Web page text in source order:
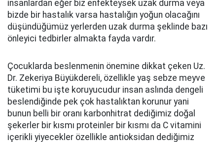
insanlardan eğer biz enfekteysek uzak durma veya
bizde bir hastalık varsa hastalığın yoğun olacağını
düşündüğümüz yerlerden uzak durma şeklinde bazı
önleyici tedbirler almakta fayda vardır.
Çocuklarda beslenmenin önemine dikkat çeken Uz.
Dr. Zekeriya Büyükdereli, özellikle yaş sebze meyve
tüketimi bu işte koruyucudur insan aslında dengeli
beslendiğinde pek çok hastalıktan korunur yani
bunun belli bir oranı karbonhitrat dediğimiz doğal
şekerler bir kısmı proteinler bir kısmı da C vitamini
içerikli yiyecekler özellikle antioksidan dediğimiz